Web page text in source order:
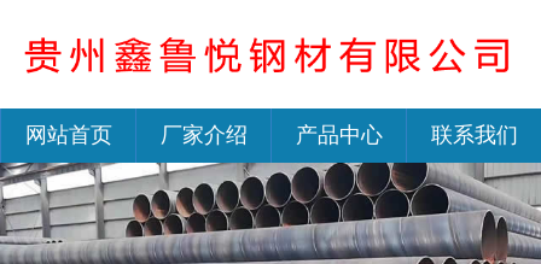
网站首页 厂家介绍 产品中心 联系我们